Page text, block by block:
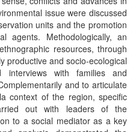
issue were discussed
units and the promotion
agents. Methodologically, an
resources, through
productive and socio-ecological
interviews with families and
and to articulate
context of the region, specific
out with leaders of the
to a social mediator as a key